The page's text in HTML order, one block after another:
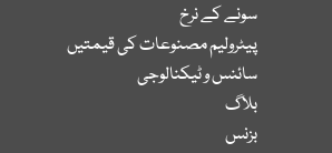
سونے کے نرخ
پیٹرولیم مصنوعات کی قیمتیں
سائنس و ٹیکنالوجی
بلاگ
بزنس